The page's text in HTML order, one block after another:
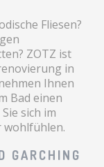
Fliesen?
ZOTZ ist
in
Ihnen
Bad einen
sich im
wohlfühlen.
GARCHING